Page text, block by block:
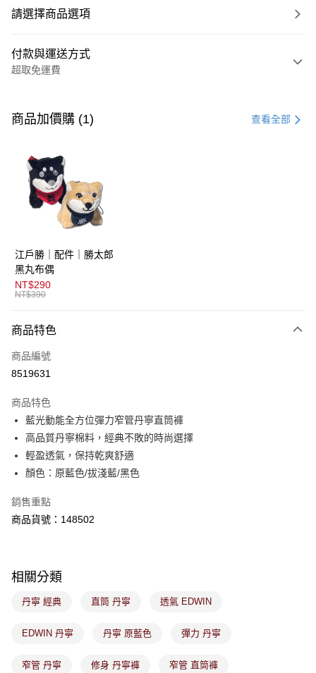
請選擇商品選項
付款與運送方式
超取免運費
信用卡一次付款
LINE Pay
AFTEE先享後付
【關於「AFTEE先享後付」】
便利好安心！
１．簡單：不需註冊會員、不需綁卡、不需儲值。
２．便利：只要手機號碼，簡訊認證，即可結帳。
３．安心：先確認商品／服務後，再付款。
１．於結帳方式選擇「AFTEE先享後付」後，將跳轉至「AFTEE先享後付」
２．訂單成立數日內，您將收到繳費通知簡訊。
３．收到繳費通知簡訊後14天內，點擊此簡訊中的連結，可透過四大超商／
購買商品的店家。未經商家同意取消之訂單仍視為有效，需透過AFTEE先享
後付繳納相關費用。
※ 交易是否成功請以「AFTEE先享後付 」之結帳頁面顯示為準，若有關於
是否繳費成功／繳費後需取消欲退款等相關疑問，請聯繫「AFTEE先享後付
客戶支援中心」https://netprotections.freshdesk.com/support/home
１．透過由恩沛科技股份有限公司提供之「AFTEE先享後付」服務完成之交
易，需依本服務之必要範圍內提供個人資料，並將交易相關給付款項請求債
權轉讓予恩沛科技股份有限公司。
「AFTEE先享後付」，若未經同意申辦者引起之損失，本公司不負相關責
任。
４．使用「AFTEE先享後付」時，將依據個別帳號之用戶狀況，依本公司即
時審查核予不同之上限額度；若仍有額度不足之情形，本公司將視審查結果
５．嚴禁一人註冊多個帳號或使用他人資訊註冊。若發現惡意使用之情形，
運送方式
全家取貨付款
免運費
免運費
付款後萊爾富取貨
免運費
7-11取貨付款
免運費
付款後7-11取貨
免運費
免運費
商品加價購 (1) 查看全部
江戶勝｜配件｜勝太郎
黑丸布偶
NT$290
NT$390
商品特色
商品編號
8519631
商品特色
藍光動能全方位彈力窄管丹寧直筒褲
高品質丹寧棉料，經典不敗的時尚選擇
輕盈透氣，保持乾爽舒適
顏色：原藍色/拔淺藍/黑色
銷售重點
商品貨號：148502
相關分類
丹寧 經典 直筒 丹寧 透氣 EDWIN
EDWIN 丹寧 丹寧 原藍色 彈力 丹寧
窄管 丹寧 修身 丹寧褲 窄管 直筒褲